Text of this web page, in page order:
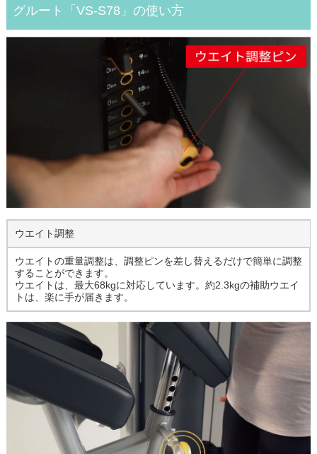
グルート「VS-S78」の使い方
ウエイト調整
ウエイトの重量調整は、調整ピンを差し替えるだけで簡単に調整
することができます。
ウエイトは、最大68kgに対応しています。約2.3kgの補助ウエイ
トは、楽に手が届きます。